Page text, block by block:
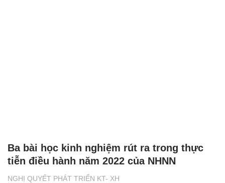
NGHỊ QUYẾT PHÁT TRIỂN KT- XH
Ba bài học kinh nghiệm rút ra trong thực
tiễn điều hành năm 2022 của NHNN